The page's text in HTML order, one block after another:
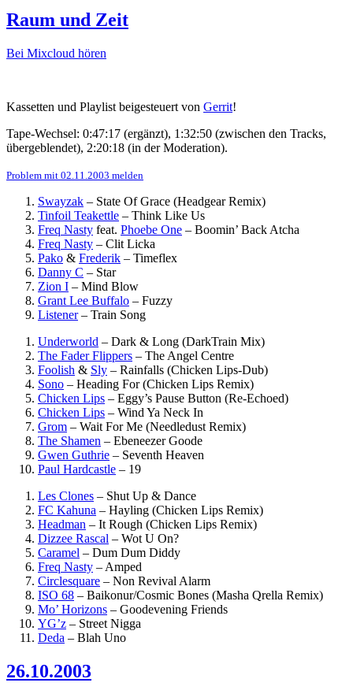
Raum und Zeit
Bei Mixcloud hören
Kassetten und Playlist beigesteuert von Gerrit!
Tape-Wechsel: 0:47:17 (ergänzt), 1:32:50 (zwischen den Tracks,
übergeblendet), 2:20:18 (in der Moderation).
Problem mit 02.11.2003 melden
Swayzak – State Of Grace (Headgear Remix)
Tinfoil Teakettle – Think Like Us
Freq Nasty feat. Phoebe One – Boomin’ Back Atcha
Freq Nasty – Clit Licka
Pako & Frederik – Timeflex
Danny C – Star
Zion I – Mind Blow
Grant Lee Buffalo – Fuzzy
Listener– Train Song
Underworld – Dark & Long (DarkTrain Mix)
The Fader Flippers – The Angel Centre
Foolish & Sly – Rainfalls (Chicken Lips-Dub)
Sono – Heading For (Chicken Lips Remix)
Chicken Lips – Eggy’s Pause Button (Re-Echoed)
Chicken Lips – Wind Ya Neck In
Grom – Wait For Me (Needledust Remix)
The Shamen – Ebeneezer Goode
Gwen Guthrie – Seventh Heaven
Paul Hardcastle – 19
Les Clones – Shut Up & Dance
FC Kahuna – Hayling (Chicken Lips Remix)
Headman – It Rough (Chicken Lips Remix)
Dizzee Rascal – Wot U On?
Caramel – Dum Dum Diddy
Freq Nasty – Amped
Circlesquare – Non Revival Alarm
ISO 68 – Baikonur/Cosmic Bones (Masha Qrella Remix)
Mo’ Horizons – Goodevening Friends
YG’z – Street Nigga
Deda – Blah Uno
26.10.2003